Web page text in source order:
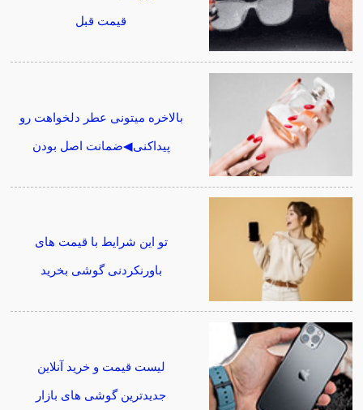
قیمت قبل
بالاخره میتونی عطر دلخواهت رو
پیداکنی◀ضمانت اصل بودن
تو این شرایط با قیمت های
باورنکردنی گوشی بخرید
لیست قیمت و خرید آنلاین
جدیدترین گوشی های بازار